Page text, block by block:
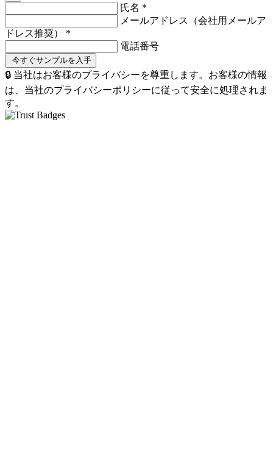
氏名 *
メールアドレス（会社用メールア
ドレス推奨） *
電話番号
🔒 当社はお客様のプライバシーを尊重します。お客様の情報
は、当社のプライバシーポリシーに従って安全に処理されま
す。